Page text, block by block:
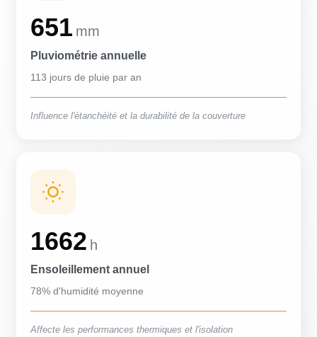
651 mm
Pluviométrie annuelle
113 jours de pluie par an
Influence l'étanchéité et la durabilité de la couverture
1662 h
Ensoleillement annuel
78% d'humidité moyenne
Affecte les performances thermiques et l'isolation